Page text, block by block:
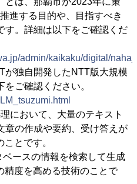
進する目的や、目指すべき
す。詳細は以下をご確認くだ
admin/kaikaku/digital/
独自開発したNTT版大規模
ご確認ください。
において、大量のテキスト
章の作成や要約、受け答えが
とです。
ースの情報を検索して生成
精度を高める技術のことで